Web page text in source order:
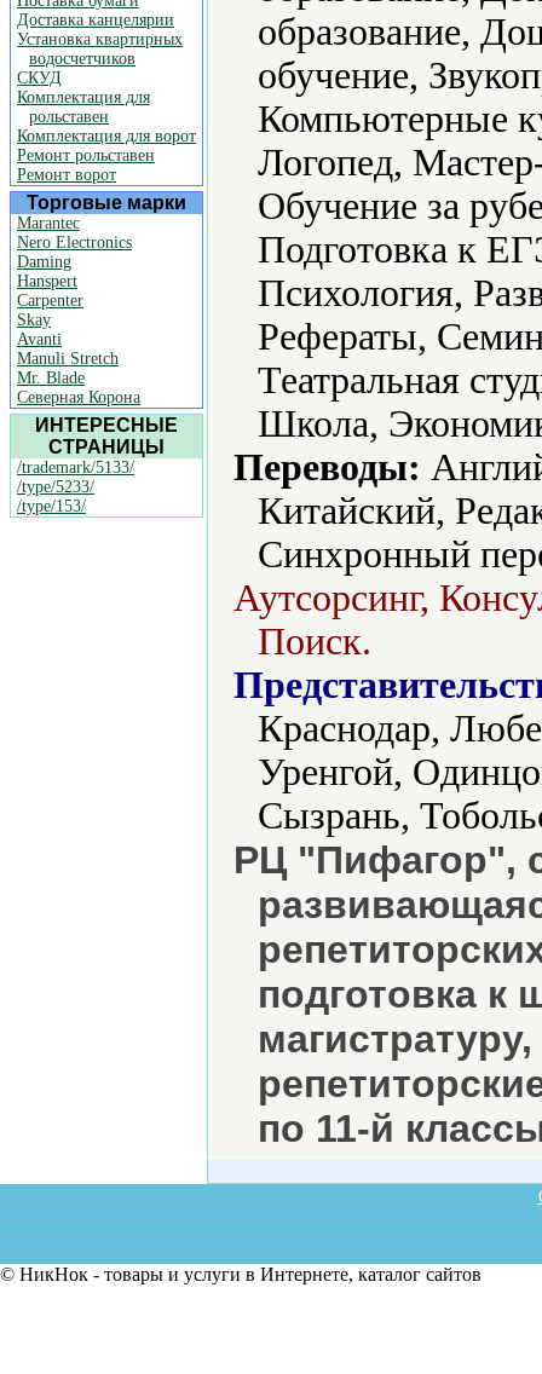
Доставка канцелярии
Установка квартирных
водосчетчиков
СКУД
Комплектация для
рольставен
Комплектация для ворот
Ремонт рольставен
Ремонт ворот
Торговые марки
Marantec
Nero Electronics
Daming
Hanspert
Carpenter
Skay
Avanti
Manuli Stretch
Mr. Blade
Северная Корона
ИНТЕРЕСНЫЕ
СТРАНИЦЫ
/trademark/5133/
/type/5233/
/type/153/
образование,
обучение,
Компьютерные
Логопед,
Обучение за
Подготовка к
Психология,
Рефераты,
Театральная
Школа,
Переводы:
Китайский,
Синхронный
Аутсорсинг,
Поиск.
Краснодар,
Уренгой,
Сызрань,
РЦ "Пифагор",
подготовка к
по 11-й
© НикНок - товары и услуги в Интернете, каталог сайтов